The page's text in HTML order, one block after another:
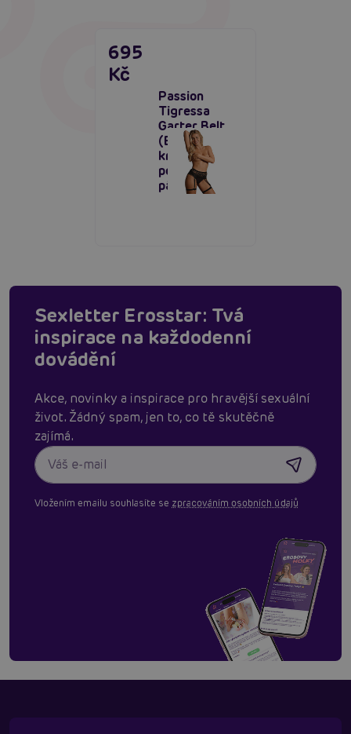
Passion
Tigressa
Garter Belt
(Black),
krajkový
podvazkový
pás
695
Kč
Sexletter Erosstar: Tvá
inspirace na každodenní
dovádění
Akce, novinky a inspirace pro hravější sexuální
život. Žádný spam, jen to, co tě skutěčně
zajímá.
Vložením emailu souhlasíte se zpracováním osobních údajů